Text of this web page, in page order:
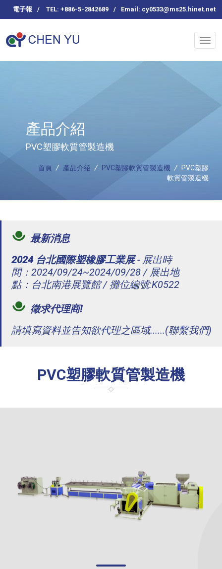
電子報 / TEL: +886-5-2842689 / Email: cy0533@ms25.hinet.net
產品介紹
PVC塑膠軟質管製造機
首頁 / 產品介紹 / PVC塑膠軟質管製造機 /
PVC塑膠
軟質管製造機
最新消息
2024 台北國際塑橡膠工業展- 展出時
間：2024/09/24~2024/09/28 / 展出地
點：台北南港展覽館 / 攤位編號:K0522
徵求代理商!
請填寫資料並告知欲代理之區域......(聯繫我們)
PVC塑膠軟質管製造機